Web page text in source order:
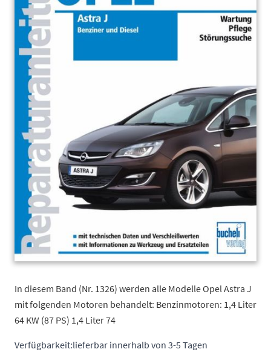
In diesem Band (Nr. 1326) werden alle Modelle Opel Astra J
mit folgenden Motoren behandelt: Benzinmotoren: 1,4 Liter
64 KW (87 PS) 1,4 Liter 74
Verfügbarkeit:lieferbar innerhalb von 3-5 Tagen